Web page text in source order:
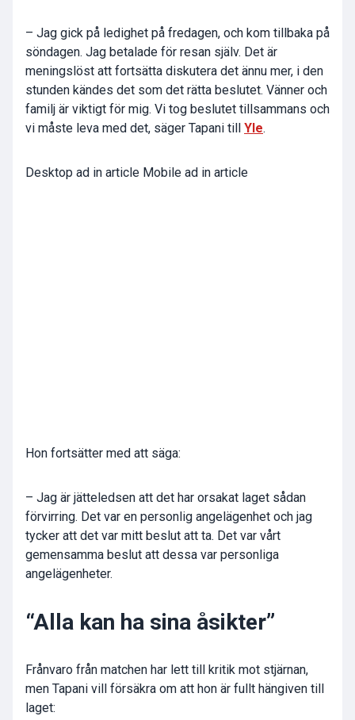
– Jag gick på ledighet på fredagen, och kom tillbaka på
söndagen. Jag betalade för resan själv. Det är
meningslöst att fortsätta diskutera det ännu mer, i den
stunden kändes det som det rätta beslutet. Vänner och
familj är viktigt för mig. Vi tog beslutet tillsammans och
vi måste leva med det, säger Tapani till Yle.
Desktop ad in article Mobile ad in article
Hon fortsätter med att säga:
– Jag är jätteledsen att det har orsakat laget sådan
förvirring. Det var en personlig angelägenhet och jag
tycker att det var mitt beslut att ta. Det var vårt
gemensamma beslut att dessa var personliga
angelägenheter.
“Alla kan ha sina åsikter”
Frånvaro från matchen har lett till kritik mot stjärnan,
men Tapani vill försäkra om att hon är fullt hängiven till
laget: